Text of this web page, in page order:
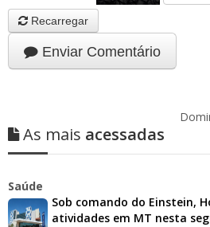
Recarregar
Enviar Comentário
As mais acessadas
Saúde
Sob comando do Einstein,
atividades em MT nesta